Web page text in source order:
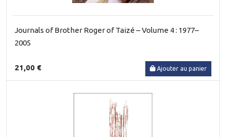
Journals of Brother Roger of Taizé – Volume 4 : 1977–
2005
21,00 € Ajouter au panier